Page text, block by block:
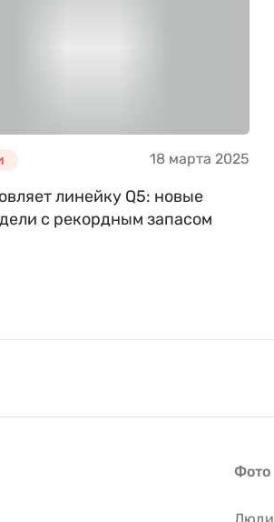
18 марта 2025
линейку Q5: новые
с рекордным запасом
Фото